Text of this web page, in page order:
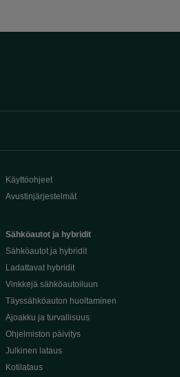
Käyttöohjeet
Avustinjärjestelmät
Sähköautot ja hybridit
Sähköautot ja hybridit
Ladattavat hybridit
Vinkkejä sähköautoiluun
Täyssähköauton huoltaminen
Ajoakku ja turvallisuus
Ohjelmiston päivitys
Julkinen lataus
Kotilataus